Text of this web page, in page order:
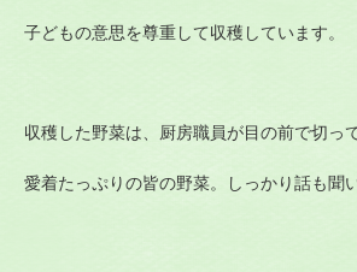
子どもの意思を尊重して収穫しています。
収穫した野菜は、厨房職員が目の前で切っ
愛着たっぷりの皆の野菜。しっかり話も聞